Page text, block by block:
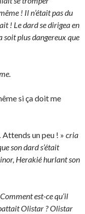
! Il n’était pas du
! Le dard se dirigea en
soit plus dangereux que
si ça doit me
un peu ! » cria
son dard s’était
Herakié hurlant son
est-ce qu’il
Olistar ? Olistar